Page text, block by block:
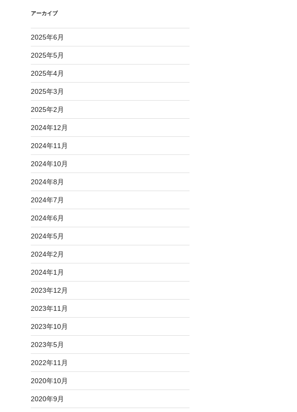
アーカイブ
2025年6月
2025年5月
2025年4月
2025年3月
2025年2月
2024年12月
2024年11月
2024年10月
2024年8月
2024年7月
2024年6月
2024年5月
2024年2月
2024年1月
2023年12月
2023年11月
2023年10月
2023年5月
2022年11月
2020年10月
2020年9月